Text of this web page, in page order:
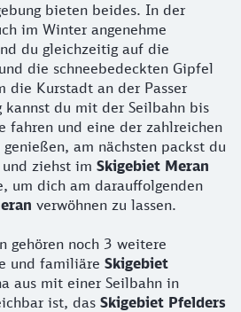
bieten beides. In der
im Winter angenehme
du gleichzeitig auf die
die schneebedeckten Gipfel
die Kurstadt an der Passer
kannst du mit der Seilbahn bis
fahren und eine der zahlreichen
genießen, am nächsten packst du
ziehst im Skigebiet Meran
um dich am darauffolgenden
verwöhnen zu lassen.
gehören noch 3 weitere
und familiäre Skigebiet
aus mit einer Seilbahn in
ist, das Skigebiet Pfelders